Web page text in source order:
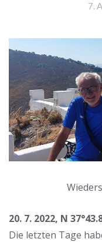
7.
20. 7. 2022, N
Die letzten Tage